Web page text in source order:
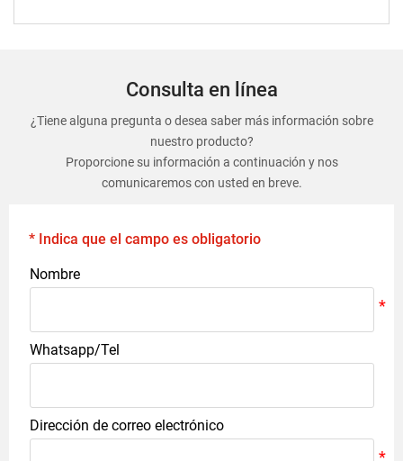
Consulta en línea
¿Tiene alguna pregunta o desea saber más información sobre
nuestro producto?
Proporcione su información a continuación y nos
comunicaremos con usted en breve.
* Indica que el campo es obligatorio
Nombre
Whatsapp/Tel
Dirección de correo electrónico